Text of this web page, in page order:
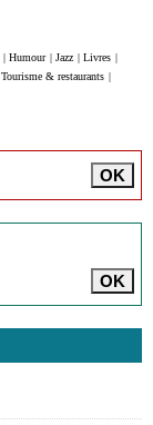
| Humour | Jazz | Livres |
Tourisme & restaurants |